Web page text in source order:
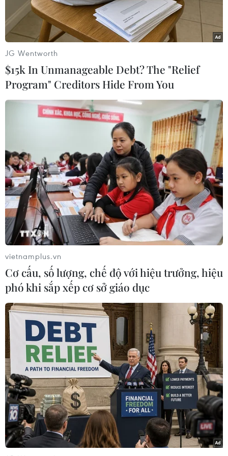
Quốc kỳ Việt Nam được kéo lên trong lễ thượng cờ. (Ảnh:
TTXVN)
Sáng 29/11, lễ thượng cờ đoàn Thể thao Việt
Nam và các quốc gia tham dự SEA Games 30 đã
diễn ra tại Làng Vận động viên nằm tại tổ hợp
thể thao New Clark City (Philippines).
Đây là một trong những nghi thức quan trọng
nhằm đánh dấu sự có mặt chính thức của các
đoàn thể thao tham dự đại hội.
Đoàn Thể thao Việt Nam với Trưởng đoàn Trần
Đức Phấn cùng 20 vận động viên của đội tuyển
Kurash và Arnis đã tham dự lễ thượng cờ.
Trong không khí trang nghiêm và tiếng nhạc
quốc ca hùng tráng, quốc kỳ Việt Nam được kéo
lên và tung bay trên bầu trời khu liên hợp thể
thao New Clark City.
Trưởng đoàn Trần Đức Phấn phát biểu đầy xúc
động sau lễ thượng cờ: "Lá cờ Tổ quốc luôn
trong tim mỗi thành viên Đoàn Thể thao Việt
Nam và chúng tôi nguyện thi đấu hết mình vì
JG Wentworth
$15k In Unmanageable Debt? The "Relief
Program" Creditors Hide From You
vietnamplus.vn
Cơ cấu, số lượng, chế độ với hiệu trưởng, hiệu
phó khi sắp xếp cơ sở giáo dục